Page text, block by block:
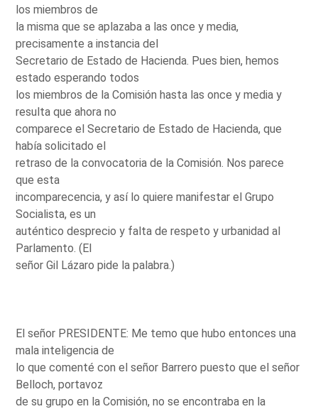
los miembros de
la misma que se aplazaba a las once y media,
precisamente a instancia del
Secretario de Estado de Hacienda. Pues bien, hemos
estado esperando todos
los miembros de la Comisión hasta las once y media y
resulta que ahora no
comparece el Secretario de Estado de Hacienda, que
había solicitado el
retraso de la convocatoria de la Comisión. Nos parece
que esta
incomparecencia, y así lo quiere manifestar el Grupo
Socialista, es un
auténtico desprecio y falta de respeto y urbanidad al
Parlamento. (El
señor Gil Lázaro pide la palabra.)
El señor PRESIDENTE: Me temo que hubo entonces una
mala inteligencia de
lo que comenté con el señor Barrero puesto que el señor
Belloch, portavoz
de su grupo en la Comisión, no se encontraba en la